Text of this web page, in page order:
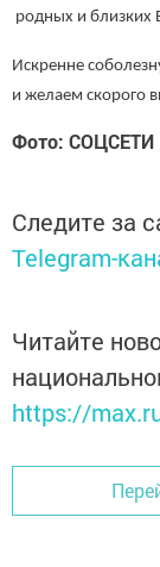
родных и близких
Искренне
и желаем скорого
Фото: СОЦСЕТИ
Следите за
Telegram-
Читайте
https://